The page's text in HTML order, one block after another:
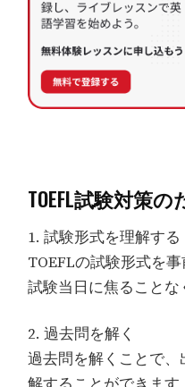
TOEFL試験対策
1. 試験形式を理解する
TOEFLの試験形式を
試験当日に焦ることな
2. 過去問を解く
過去問を解くことで